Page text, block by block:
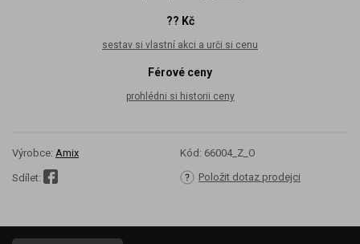
?? Kč
sestav si vlastní akci a urči si cenu
Férové ceny
prohlédni si historii ceny
Výrobce: Amix Kód: 66004_Z_O
Sdílet: Položit dotaz prodejci